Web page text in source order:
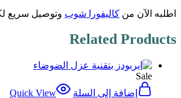
اطلبه الآن من كاليفورا شوب وتوصيل سريع
Related Products
Sale
إضافة إلى السلة
Quick View